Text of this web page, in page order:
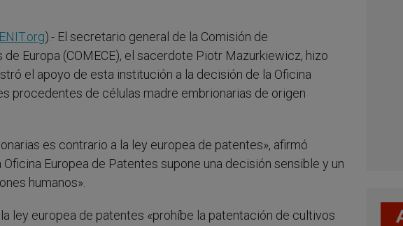
).- El secretario general de la Comisión de
Europa (COMECE), el sacerdote Piotr Mazurkiewicz, hizo
el apoyo de esta institución a la decisión de la Oficina
procedentes de células madre embrionarias de origen
es contrario a la ley europea de patentes», afirmó
Europea de Patentes supone una decisión sensible y un
humanos».
ley europea de patentes «prohíbe la patentación de cultivos